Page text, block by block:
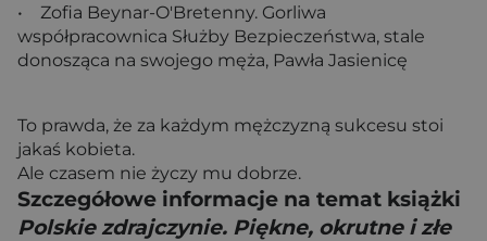
• Zofia Beynar-O'Bretenny. Gorliwa
współpracownica Służby Bezpieczeństwa, stale
donosząca na swojego męża, Pawła Jasienicę
To prawda, że za każdym mężczyzną sukcesu stoi
jakaś kobieta.
Ale czasem nie życzy mu dobrze.
Szczegółowe informacje na temat książki
Polskie zdrajczynie. Piękne, okrutne i złe